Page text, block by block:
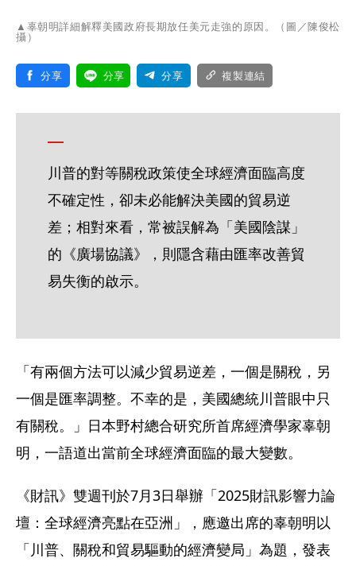
▲辜朝明詳細解釋美國政府長期放任美元走強的原因。（圖／陳俊松
攝）
分享 分享 分享 複製連結
川普的對等關稅政策使全球經濟面臨高度
不確定性，卻未必能解決美國的貿易逆
差；相對來看，常被誤解為「美國陰謀」
的《廣場協議》，則隱含藉由匯率改善貿
易失衡的啟示。
「有兩個方法可以減少貿易逆差，一個是關稅，另
一個是匯率調整。不幸的是，美國總統川普眼中只
有關稅。」日本野村總合研究所首席經濟學家辜朝
明，一語道出當前全球經濟面臨的最大變數。
《財訊》雙週刊於7月3日舉辦「2025財訊影響力論
壇：全球經濟亮點在亞洲」，應邀出席的辜朝明以
「川普、關稅和貿易驅動的經濟變局」為題，發表